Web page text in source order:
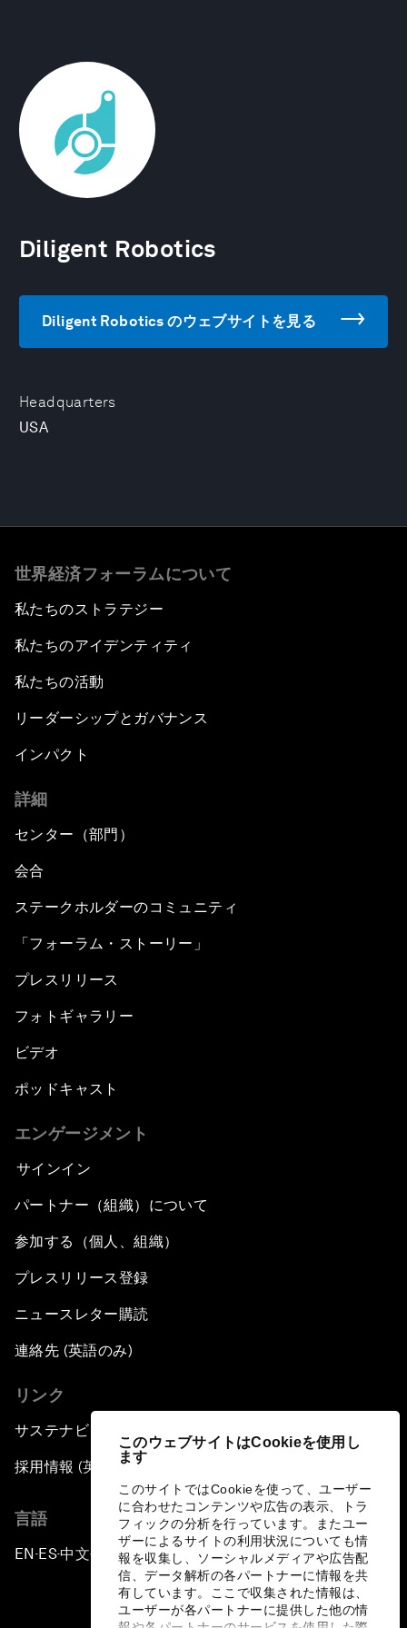
このウェブサイトはCookieを使用し
ます
このサイトではCookieを使って、ユーザー
に合わせたコンテンツや広告の表示、トラ
フィックの分析を行っています。またユー
ザーによるサイトの利用状況についても情
報を収集し、ソーシャルメディアや広告配
信、データ解析の各パートナーに情報を共
有しています。ここで収集された情報は、
ユーザーが各パートナーに提供した他の情
Headquarters
USA
Diligent Robotics
Diligent Robotics のウェブサイトを見る
世界経済フォーラムについて
私たちのストラテジー
私たちのアイデンティティ
私たちの活動
リーダーシップとガバナンス
インパクト
詳細
センター（部門）
会合
ステークホルダーのコミュニティ
「フォーラム・ストーリー」
プレスリリース
フォトギャラリー
ビデオ
ポッドキャスト
エンゲージメント
サインイン
パートナー（組織）について
参加する（個人、組織）
プレスリリース登録
ニュースレター購読
連絡先 (英語のみ)
リンク
サステナビリティへの取り組み
採用情報 (英語のみ)
言語
EN ▪ES▪中文▪ 日本語